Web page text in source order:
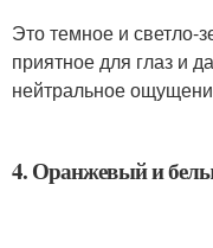
Это темное и светло-
приятное для глаз и
нейтральное
4. Оранжевый и